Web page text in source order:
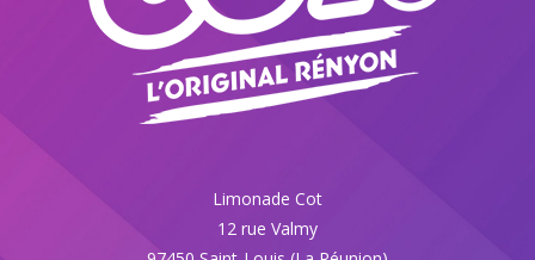
Limonade Cot
12 rue Valmy